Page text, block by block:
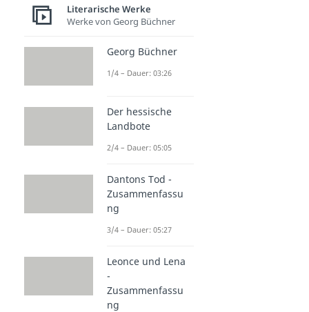
Literarische Werke
Werke von Georg Büchner
Georg Büchner
1/4 – Dauer: 03:26
Der hessische
Landbote
2/4 – Dauer: 05:05
Dantons Tod -
Zusammenfassu
ng
3/4 – Dauer: 05:27
Leonce und Lena
-
Zusammenfassu
ng